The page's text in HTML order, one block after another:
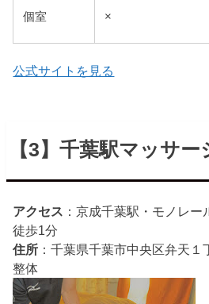
個室 ×
公式サイトを見る
【3】千葉駅マッサー
アクセス ：京成千葉駅・モノレ
徒歩1分
住所 ：千葉県千葉市中央区弁天
整体